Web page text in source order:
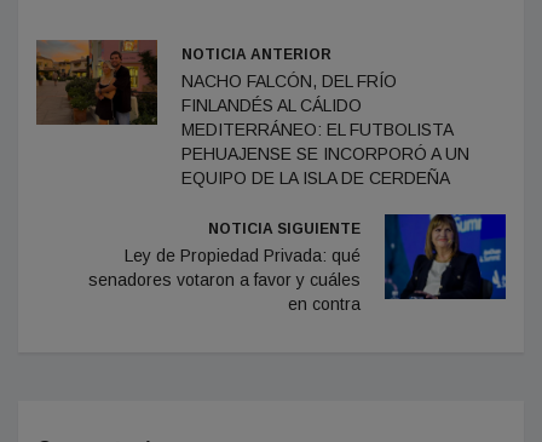
NOTICIA ANTERIOR
NACHO FALCÓN, DEL FRÍO
FINLANDÉS AL CÁLIDO
MEDITERRÁNEO: EL FUTBOLISTA
PEHUAJENSE SE INCORPORÓ A UN
EQUIPO DE LA ISLA DE CERDEÑA
NOTICIA SIGUIENTE
Ley de Propiedad Privada: qué
senadores votaron a favor y cuáles
en contra